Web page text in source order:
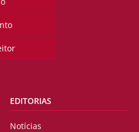
EDITORIAS
Notícias